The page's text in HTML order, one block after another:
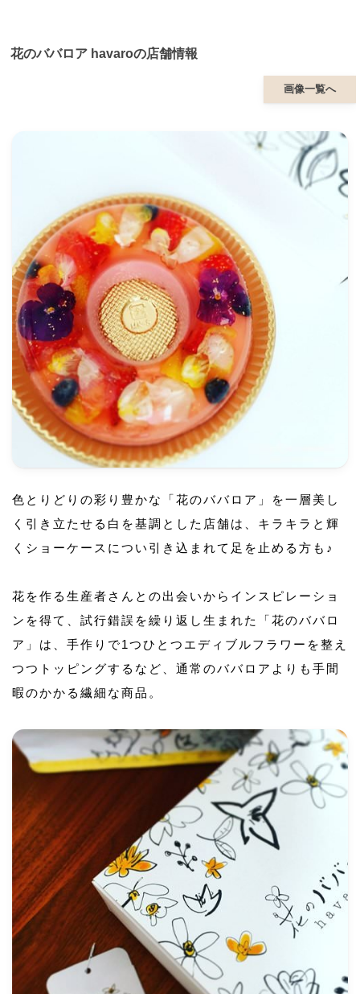
花のババロア havaroの店舗情報
画像一覧へ
色とりどりの彩り豊かな「花のババロア」を一層美し
く引き立たせる白を基調とした店舗は、キラキラと輝
くショーケースについ引き込まれて足を止める方も♪
花を作る生産者さんとの出会いからインスピレーショ
ンを得て、試行錯誤を繰り返し生まれた「花のババロ
ア」は、手作りで1つひとつエディブルフラワーを整え
つつトッピングするなど、通常のババロアよりも手間
暇のかかる繊細な商品。